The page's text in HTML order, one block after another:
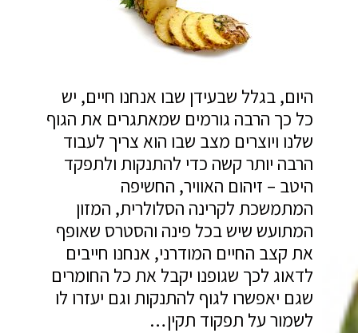
היום, בגלל שבעידן שבו אנחנו חיים, יש
כל כך הרבה גורמים שמאתגרים את הגוף
שלנו ויוצרים מצב שבו הוא צריך לעבוד
הרבה יותר קשה כדי להתנקות ולתפקד
היטב – זיהום האוויר, החשיפה
המתמשכת לקרינה הסלולרית, המזון
המתועש שיש בכל פינה והסטרס שאופף
את קצב החיים המודרני, אנחנו חייבים
לדאוג לכך שגופנו יקבל את כל החומרים
שגם יאפשרו לגוף להתנקות וגם יעזרו לו
לשמור על תפקוד תקין…